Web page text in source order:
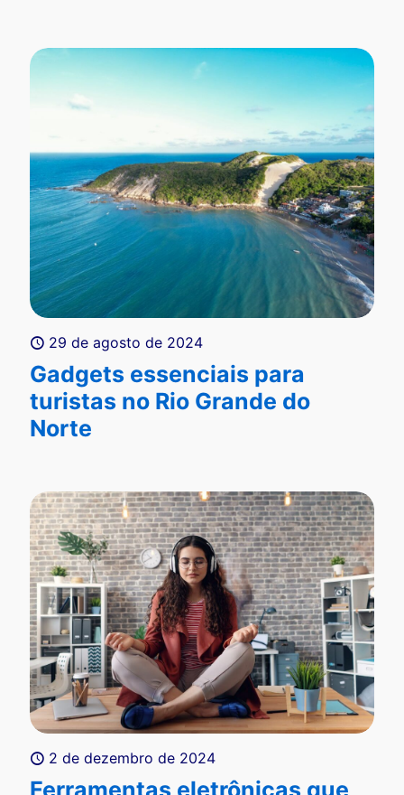
29 de agosto de 2024
Gadgets essenciais para
turistas no Rio Grande do
Norte
2 de dezembro de 2024